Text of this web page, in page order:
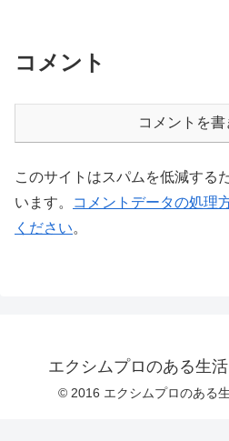
コメント
コメントを書
このサイトはスパムを低減する
います。
コメントデータの処理
ください。
エクシムプロのある生
© 2016 エクシムプロのある